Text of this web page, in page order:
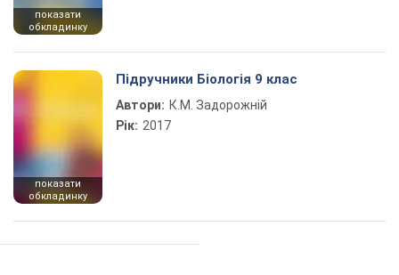
показати
обкладинку
показати
обкладинку
Підручники Біологія 9 клас
Автори: К.М. Задорожній
Рік: 2017